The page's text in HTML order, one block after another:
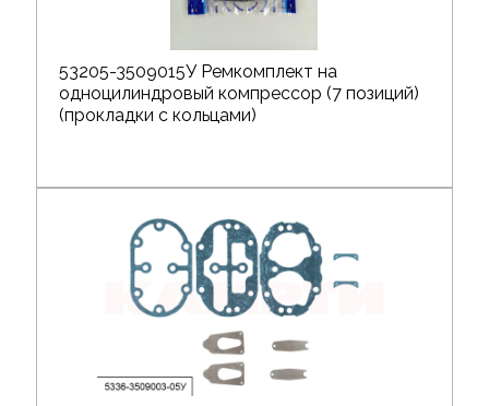
53205-3509015У Ремкомплект на
одноцилиндровый компрессор (7 позиций)
(прокладки с кольцами)